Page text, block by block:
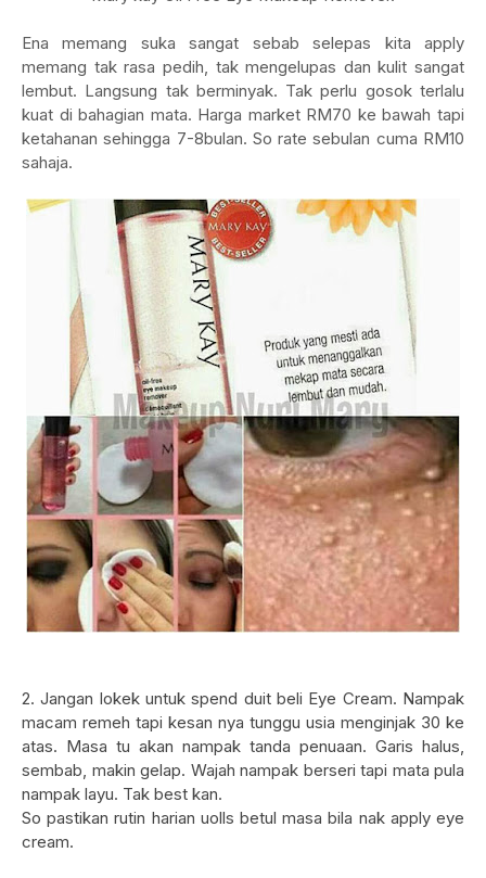
Ena memang suka sangat sebab selepas kita apply
memang tak rasa pedih, tak mengelupas dan kulit sangat
lembut. Langsung tak berminyak. Tak perlu gosok terlalu
kuat di bahagian mata. Harga market RM70 ke bawah tapi
ketahanan sehingga 7-8bulan. So rate sebulan cuma RM10
sahaja.
2. Jangan lokek untuk spend duit beli Eye Cream. Nampak
macam remeh tapi kesan nya tunggu usia menginjak 30 ke
atas. Masa tu akan nampak tanda penuaan. Garis halus,
sembab, makin gelap. Wajah nampak berseri tapi mata pula
nampak layu. Tak best kan.
So pastikan rutin harian uolls betul masa bila nak apply eye
cream.